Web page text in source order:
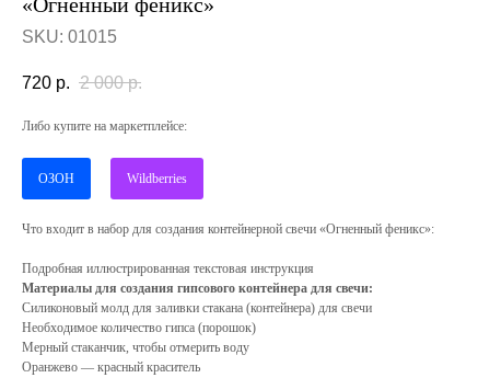
SKU: 01015
720 р. 2 000 р.
Либо купите на маркетплейсе:
ОЗОН Wildberries
Что входит в набор для создания контейнерной свечи «Огненный феникс»:
Подробная иллюстрированная текстовая инструкция
Материалы для создания гипсового контейнера для свечи:
Силиконовый молд для заливки стакана (контейнера) для свечи
Необходимое количество гипса (порошок)
Мерный стаканчик, чтобы отмерить воду
Оранжево — красный краситель